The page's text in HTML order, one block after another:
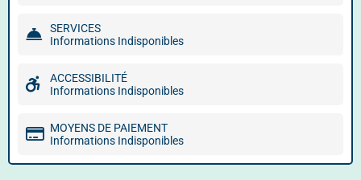
SERVICES
Informations Indisponibles
ACCESSIBILITÉ
Informations Indisponibles
MOYENS DE PAIEMENT
Informations Indisponibles